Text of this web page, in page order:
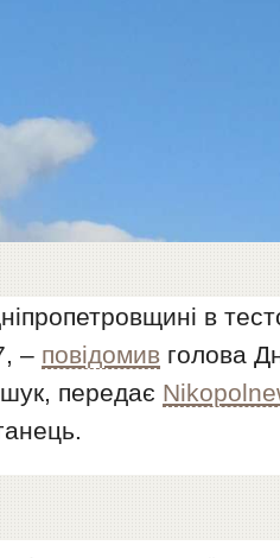
в
– повідомив голова
передає